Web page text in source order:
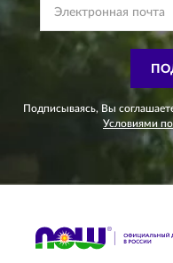
Подписываясь, Вы
Условиями